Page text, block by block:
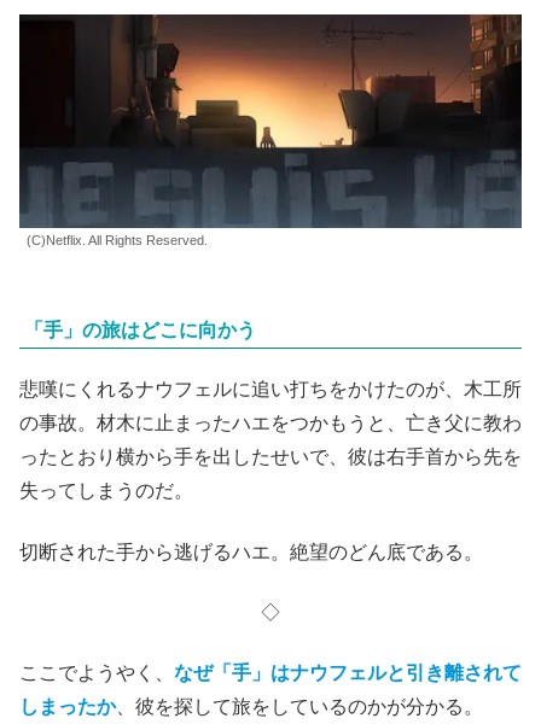
(C)Netflix. All Rights Reserved.
「手」の旅はどこに向かう
悲嘆にくれるナウフェルに追い打ちをかけたのが、木工所
の事故。材木に止まったハエをつかもうと、亡き父に教わ
ったとおり横から手を出したせいで、彼は右手首から先を
失ってしまうのだ。
切断された手から逃げるハエ。絶望のどん底である。
◇
ここでようやく、 なぜ「手」はナウフェルと引き離されて
しまったか、彼を探して旅をしているのかが分かる。